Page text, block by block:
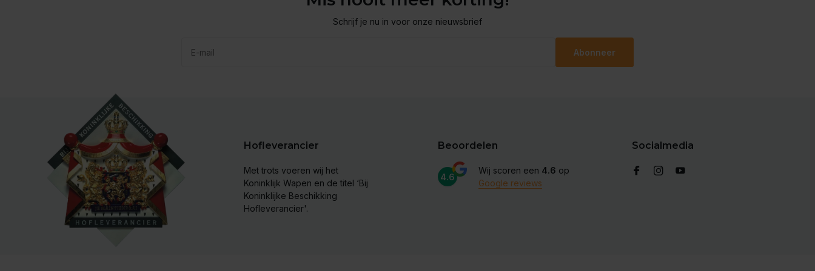
Schrijf je nu in voor onze nieuwsbrief
Abonneer
Hofleverancier
Met trots voeren wij het
Koninklijk Wapen en de titel ‘Bij
Koninklijke Beschikking
Hofleverancier'.
Beoordelen
4.6
Wij scoren een 4.6 op
Google reviews
Socialmedia